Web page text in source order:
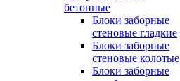
бетонные
Блоки заборные
стеновые гладкие
Блоки заборные
стеновые колотые
Блоки заборные